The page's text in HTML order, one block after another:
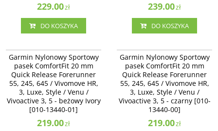
229.00zł
DO KOSZYKA
239.00zł
DO KOSZYKA
Garmin Nylonowy Sportowy pasek
ComfortFit 20 mm Quick Release
Forerunner 55, 245, 645 /
Vivomove HR, 3, Luxe, Style / Venu
/ Vivoactive 3, 5 - beżowy Ivory
[010-13440-01]
Garmin Nylonowy Sportowy
pasek ComfortFit 20 mm
Quick Release Forerunner
55, 245, 645 / Vivomove HR,
3, Luxe, Style / Venu /
Vivoactive 3, 5 - beżowy Ivory
[010-13440-01]
219.00zł
Garmin Nylonowy Sportowy pasek
ComfortFit 20 mm Quick Release
Forerunner 55, 245, 645 /
Vivomove HR, 3, Luxe, Style / Venu
/ Vivoactive 3, 5 - czarny [010-
13440-00]
Garmin Nylonowy Sportowy
pasek ComfortFit 20 mm
Quick Release Forerunner
55, 245, 645 / Vivomove HR,
3, Luxe, Style / Venu /
Vivoactive 3, 5 - czarny [010-
13440-00]
219.00zł